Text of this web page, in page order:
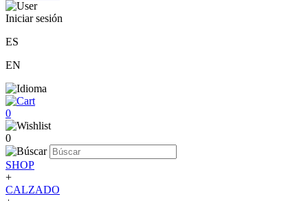
Iniciar sesión
ES
EN
0
0
SHOP
+
CALZADO